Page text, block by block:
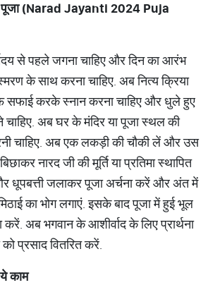
पूजा(Narad Jayanti 2024 Puja
से पहले जगना चाहिए और दिन का आरंभ
के साथ करना चाहिए. अब नित्य क्रिया
सफाई करके स्नान करना चाहिए और धुले हुए
अब घर के मंदिर या पूजा स्थल की
चाहिए. अब एक लकड़ी की चौकी लें और उस
नारद जी की मूर्ति या प्रतिमा स्थापित
धूपबत्ती जलाकर पूजा अर्चना करें और अंत में
का भोग लगाएं. इसके बाद पूजा में हुई भूल
करें. अब भगवान के आशीर्वाद के लिए प्रार्थना
प्रसाद वितरित करें.
येकाम